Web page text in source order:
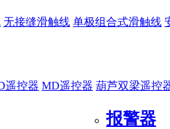
无接缝滑触线 单极组合式滑触线
遥控器 MD遥控器 葫芦双梁遥控
报警器